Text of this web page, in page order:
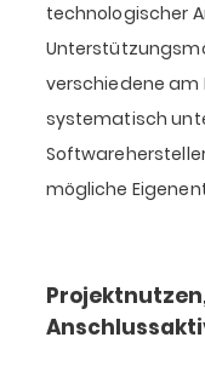
technologischer
verschiedene am
systematisch
mögliche